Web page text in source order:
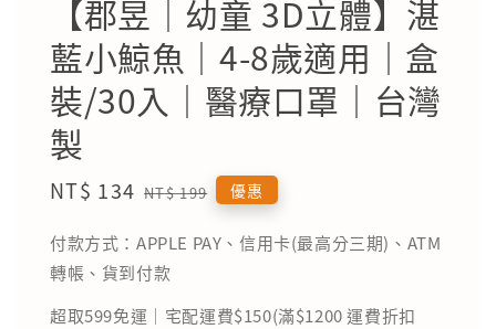
【郡昱｜幼童 3D立體】湛
藍小鯨魚｜4-8歲適用｜盒
裝/30入｜醫療口罩｜台灣
製
Sale
NT$ 134 Regular
NT$ 199 優惠
付款方式：APPLE PAY、信用卡(最高分三期)、ATM
轉帳、貨到付款
超取599免運｜宅配運費$150(滿$1200 運費折扣